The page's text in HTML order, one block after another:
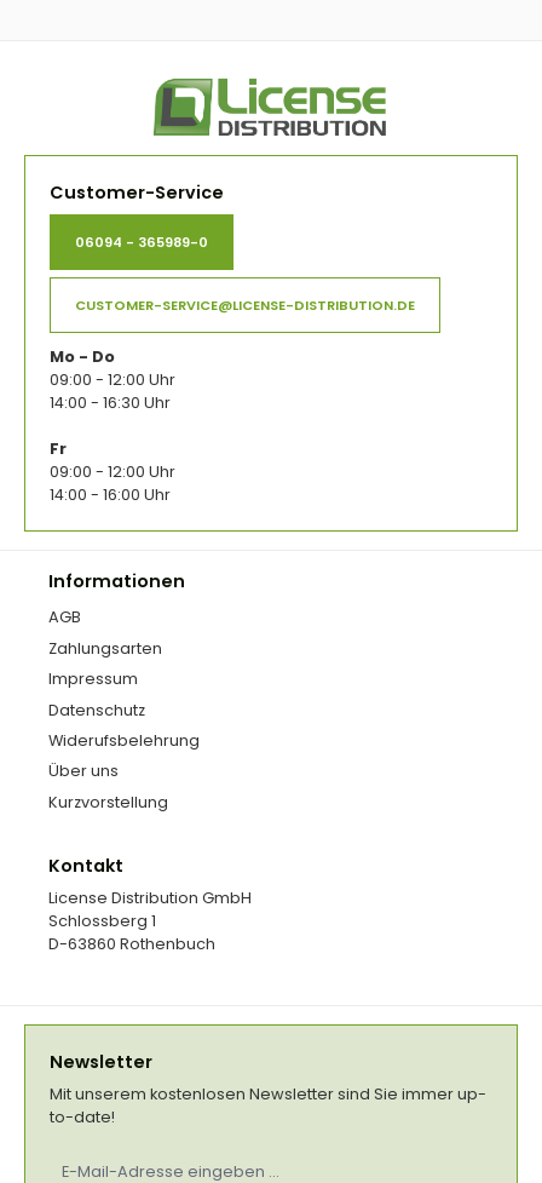
Customer-Service
06094 - 365989-0
CUSTOMER-SERVICE@LICENSE-DISTRIBUTION.DE
Mo - Do
09:00 - 12:00 Uhr
14:00 - 16:30 Uhr
Fr
09:00 - 12:00 Uhr
14:00 - 16:00 Uhr
Informationen
AGB
Zahlungsarten
Impressum
Datenschutz
Widerufsbelehrung
Über uns
Kurzvorstellung
Kontakt
License Distribution GmbH
Schlossberg 1
D-63860 Rothenbuch
Newsletter
Mit unserem kostenlosen Newsletter sind Sie immer up-
to-date!
Mail-